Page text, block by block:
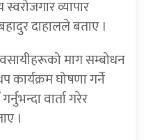
स्वरोजगार व्यापार
दाहालले बताए ।
माग सम्बोधन
घोषणा गर्ने
वार्ता गरेर
।